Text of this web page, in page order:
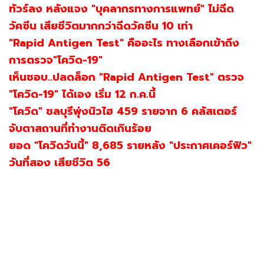
ทัวร์ลง หลังแจง "บุคลากรทางการแพทย์" ไม่ฉีด
วัคซีน เสียชีวิตมากกว่าฉีดวัคซีน 10 เท่า
"Rapid Antigen Test" คืออะไร ทางเลือกเข้าถึง
การตรวจ"โควิด-19"
เห็นชอบ..ปลดล็อก "Rapid Antigen Test" ตรวจ
"โควิด-19" ได้เอง เริ่ม 12 ก.ค.นี้
"โควิด" ชลบุรีพุ่งนิวไฮ 459 รายจาก 6 คลัสเตอร์
จับตาสถานที่ทำงานติดเกินร้อย
ยอด "โควิดวันนี้" 8,685 รายหลัง "ประกาศเคอร์ฟิว"
วันที่สอง เสียชีวิต 56